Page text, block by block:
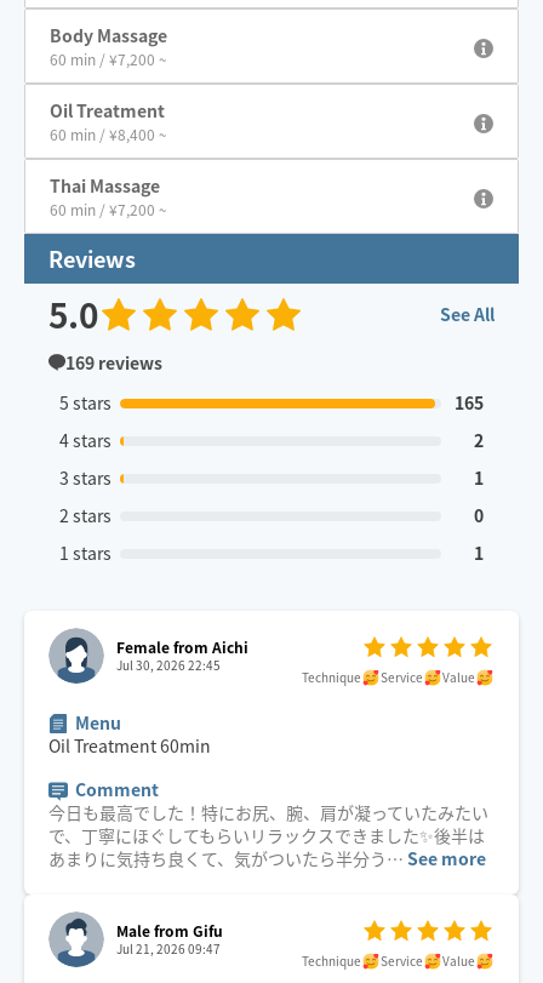
Body Massage
60 min / ¥7,200 ~
Oil Treatment
60 min / ¥8,400 ~
Thai Massage
60 min / ¥7,200 ~
Reviews
5.0
See All
169 reviews
5 stars
165
4 stars
2
3 stars
1
2 stars
0
1 stars
1
Female from Aichi
Jul 30, 2026 22:45
Technique Service Value
Menu
Oil Treatment60min
Comment
今日も最高でした！特にお尻、腕、肩が凝っていたみたい
で、丁寧にほぐしてもらいリラックスできました✨後半は
あまりに気持ち良くて、気がついたら半分う… See more
Male from Gifu
Jul 21, 2026 09:47
Technique Service Value